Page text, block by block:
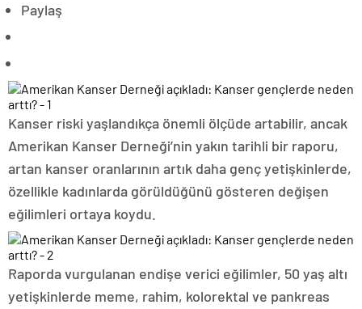
Paylaş
Kanser riski yaşlandıkça önemli ölçüde artabilir, ancak
Amerikan Kanser Derneği’nin yakın tarihli bir raporu,
artan kanser oranlarının artık daha genç yetişkinlerde,
özellikle kadınlarda görüldüğünü gösteren değişen
eğilimleri ortaya koydu.
Raporda vurgulanan endişe verici eğilimler, 50 yaş altı
yetişkinlerde meme, rahim, kolorektal ve pankreas